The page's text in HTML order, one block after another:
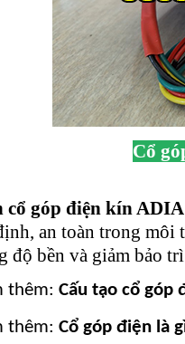
Cổ
cổ góp điện kín
an toàn trong môi
độ bền và giảm bảo
thêm: Cấu tạo cổ góp
thêm: Cổ góp điện là